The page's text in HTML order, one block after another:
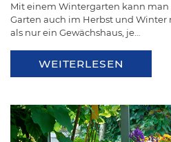
Mit einem Wintergarten kann man
Garten auch im Herbst und Winter
als nur ein Gewächshaus, je…
WEITERLESEN